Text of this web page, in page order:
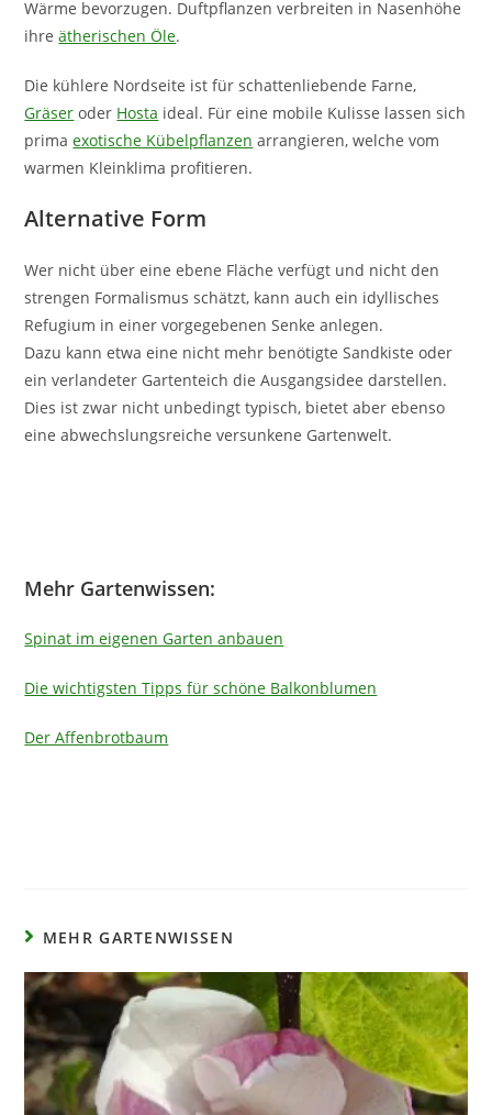
Wärme bevorzugen. Duftpflanzen verbreiten in Nasenhöhe
ihreätherischen Öle.
Die kühlere Nordseite ist für schattenliebende Farne,
Gräser oder Hosta ideal. Für eine mobile Kulisse lassen sich
primaexotische Kübelpflanzen arrangieren, welche vom
warmen Kleinklima profitieren.
Alternative Form
Wer nicht über eine ebene Fläche verfügt und nicht den
strengen Formalismus schätzt, kann auch ein idyllisches
Refugium in einer vorgegebenen Senke anlegen.
Dazu kann etwa eine nicht mehr benötigte Sandkiste oder
ein verlandeter Gartenteich die Ausgangsidee darstellen.
Dies ist zwar nicht unbedingt typisch, bietet aber ebenso
eine abwechslungsreiche versunkene Gartenwelt.
Mehr Gartenwissen:
Spinat im eigenen Garten anbauen
Die wichtigsten Tipps für schöne Balkonblumen
Der Affenbrotbaum
MEHR GARTENWISSEN